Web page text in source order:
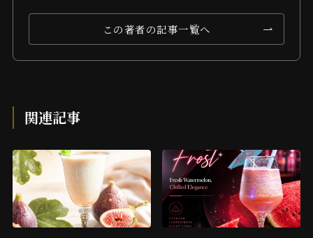
この著者の記事一覧へ
関連記事